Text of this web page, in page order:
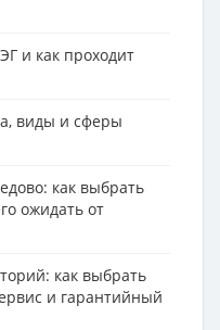
и как проходит
виды и сферы
как выбрать
ожидать от
как выбрать
и гарантийный